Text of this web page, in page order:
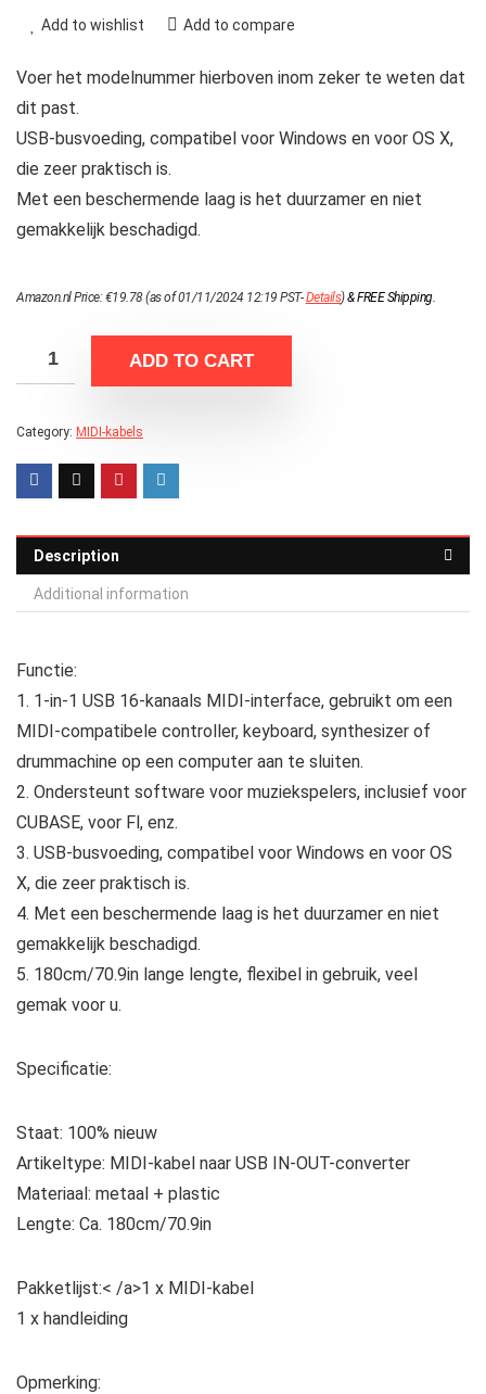
Add to wishlist Add to compare
Voer het modelnummer hierboven inom zeker te weten dat
dit past.
USB-busvoeding, compatibel voor Windows en voor OS X,
die zeer praktisch is.
Met een beschermende laag is het duurzamer en niet
gemakkelijk beschadigd.
Amazon.nl Price:€19.78(as of 01/11/2024 12:19 PST-Details)&FREE Shipping.
ADD TO CART
Category: MIDI-kabels
Description
Additional information
Functie:
1. 1-in-1 USB 16‑kanaals MIDI-interface, gebruikt om een ​​
MIDI-compatibele controller, keyboard, synthesizer of
drummachine op een computer aan te sluiten.
2. Ondersteunt software voor muziekspelers, inclusief voor
CUBASE, voor Fl, enz.
3. USB-busvoeding, compatibel voor Windows en voor OS
X, die zeer praktisch is.
4. Met een beschermende laag is het duurzamer en niet
gemakkelijk beschadigd.
5. 180cm/70.9in lange lengte, flexibel in gebruik, veel
gemak voor u.
Specificatie:
Staat: 100% nieuw
Artikeltype: MIDI-kabel naar USB IN-OUT-converter
Materiaal: metaal + plastic
Lengte: Ca. 180cm/70.9in
Pakketlijst:< /a>1 x MIDI-kabel
1 x handleiding
Opmerking: